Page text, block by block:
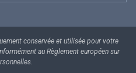
conservée et utilisée pour votre
au Règlement européen sur